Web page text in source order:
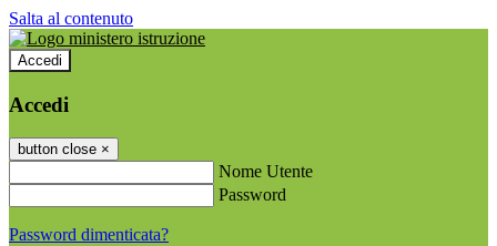
Salta al contenuto
Accedi
Accedi
button close ×
Nome Utente
Password
Password dimenticata?